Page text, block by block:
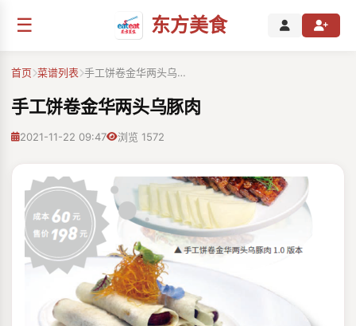
☰ 东方美食
首页 菜谱列表 手工饼卷金华两头乌…
手工饼卷金华两头乌豚肉
2021-11-22 09:47 浏览 1572